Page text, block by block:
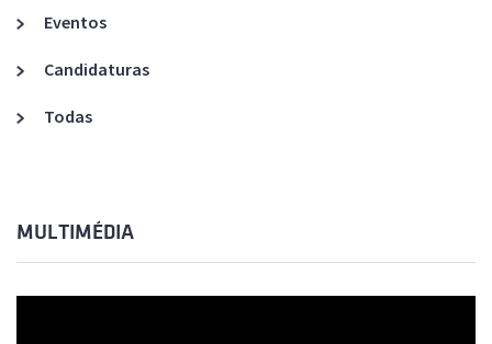
Eventos
Candidaturas
Todas
MULTIMÉDIA